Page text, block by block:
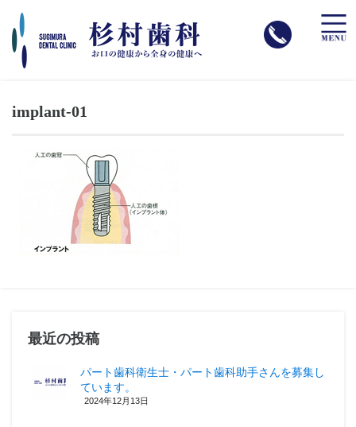
toggle
implant-01
最近の投稿
パート歯科衛生士・パート歯科助手さんを募集し
ています。
2024年12月13日